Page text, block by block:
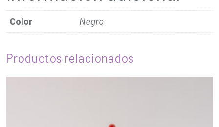
Color Negro
Productos relacionados